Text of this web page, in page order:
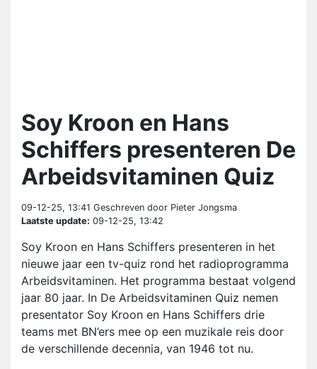
Soy Kroon en Hans
Schiffers presenteren De
Arbeidsvitaminen Quiz
09-12-25, 13:41 Geschreven door Pieter Jongsma
Laatste update: 09-12-25, 13:42
Soy Kroon en Hans Schiffers presenteren in het
nieuwe jaar een tv-quiz rond het radioprogramma
Arbeidsvitaminen. Het programma bestaat volgend
jaar 80 jaar. In De Arbeidsvitaminen Quiz nemen
presentator Soy Kroon en Hans Schiffers drie
teams met BN’ers mee op een muzikale reis door
de verschillende decennia, van 1946 tot nu.